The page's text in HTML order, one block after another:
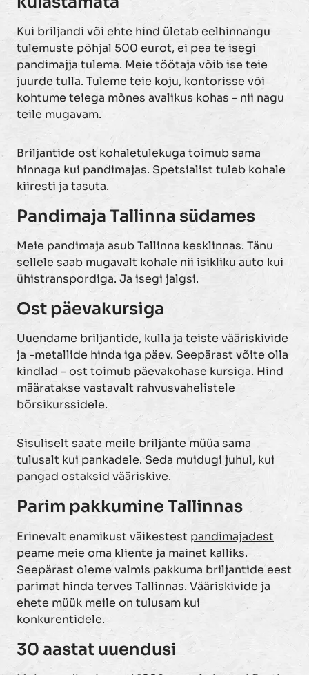
Kui briljandi või ehte hind ületab eelhinnangu
tulemuste põhjal 500 eurot, ei pea te isegi
pandimajja tulema. Meie töötaja võib ise teie
juurde tulla. Tuleme teie koju, kontorisse või
kohtume teiega mõnes avalikus kohas – nii nagu
teile mugavam.
Briljantide ost kohaletulekuga toimub sama
hinnaga kui pandimajas. Spetsialist tuleb kohale
kiiresti ja tasuta.
Pandimaja Tallinna südames
Meie pandimaja asub Tallinna kesklinnas. Tänu
sellele saab mugavalt kohale nii isikliku auto kui
ühistranspordiga. Ja isegi jalgsi.
Ost päevakursiga
Uuendame briljantide, kulla ja teiste vääriskivide
ja -metallide hinda iga päev. Seepärast võite olla
kindlad – ost toimub päevakohase kursiga. Hind
määratakse vastavalt rahvusvahelistele
börsikurssidele.
Sisuliselt saate meile briljante müüa sama
tulusalt kui pankadele. Seda muidugi juhul, kui
pangad ostaksid vääriskive.
Parim pakkumine Tallinnas
Erinevalt enamikust väikestest pandimajadest
peame meie oma kliente ja mainet kalliks.
Seepärast oleme valmis pakkuma briljantide eest
parimat hinda terves Tallinnas. Vääriskivide ja
ehete müük meile on tulusam kui
konkurentidele.
30 aastat uuendusi